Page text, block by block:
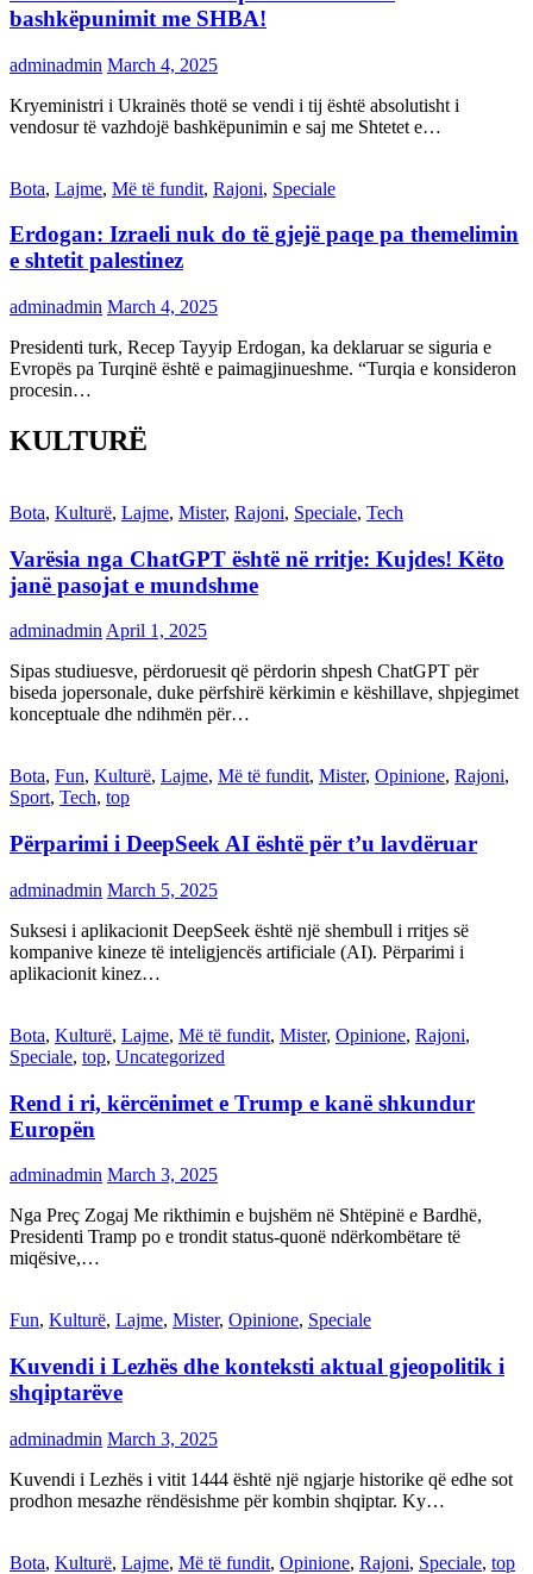
bashkëpunimit me SHBA!
adminadmin March 4, 2025
Kryeministri i Ukrainës thotë se vendi i tij është absolutisht i
vendosur të vazhdojë bashkëpunimin e saj me Shtetet e…
Bota, Lajme, Më të fundit, Rajoni, Speciale
Erdogan: Izraeli nuk do të gjejë paqe pa themelimin
e shtetit palestinez
adminadmin March 4, 2025
Presidenti turk, Recep Tayyip Erdogan, ka deklaruar se siguria e
Evropës pa Turqinë është e paimagjinueshme. “Turqia e konsideron
procesin…
KULTURË
Bota, Kulturë, Lajme, Mister, Rajoni, Speciale, Tech
Varësia nga ChatGPT është në rritje: Kujdes! Këto
janë pasojat e mundshme
adminadmin April 1, 2025
Sipas studiuesve, përdoruesit që përdorin shpesh ChatGPT për
biseda jopersonale, duke përfshirë kërkimin e këshillave, shpjegimet
konceptuale dhe ndihmën për…
Bota, Fun, Kulturë, Lajme, Më të fundit, Mister, Opinione, Rajoni,
Sport, Tech, top
Përparimi i DeepSeek AI është për t’u lavdëruar
adminadmin March 5, 2025
Suksesi i aplikacionit DeepSeek është një shembull i rritjes së
kompanive kineze të inteligjencës artificiale (AI). Përparimi i
aplikacionit kinez…
Bota, Kulturë, Lajme, Më të fundit, Mister, Opinione, Rajoni,
Speciale, top, Uncategorized
Rend i ri, kërcënimet e Trump e kanë shkundur
Europën
adminadmin March 3, 2025
Nga Preç Zogaj Me rikthimin e bujshëm në Shtëpinë e Bardhë,
Presidenti Tramp po e trondit status-quonë ndërkombëtare të
miqësive,…
Fun, Kulturë, Lajme, Mister, Opinione, Speciale
Kuvendi i Lezhës dhe konteksti aktual gjeopolitik i
shqiptarëve
adminadmin March 3, 2025
Kuvendi i Lezhës i vitit 1444 është një ngjarje historike që edhe sot
prodhon mesazhe rëndësishme për kombin shqiptar. Ky…
Bota, Kulturë, Lajme, Më të fundit, Opinione, Rajoni, Speciale, top